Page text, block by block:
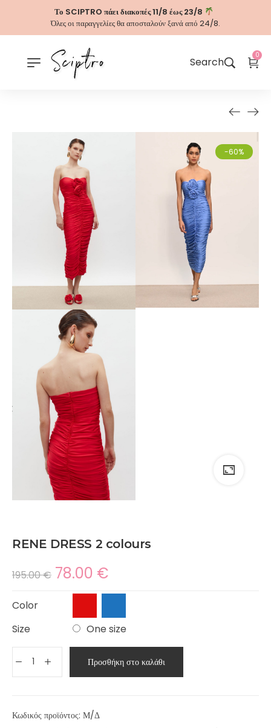
Το SCIPTRO πάει διακοπές 11/8 έως 23/8
Όλες οι παραγγελίες θα αποσταλούν ξανά από 24/8.
Search
0
-60%
RENE DRESS 2 colours
195.00€ 78.00 €
Color
Size
One size
Προσθήκη στο καλάθι
Κωδικός προϊόντος: Μ/Δ